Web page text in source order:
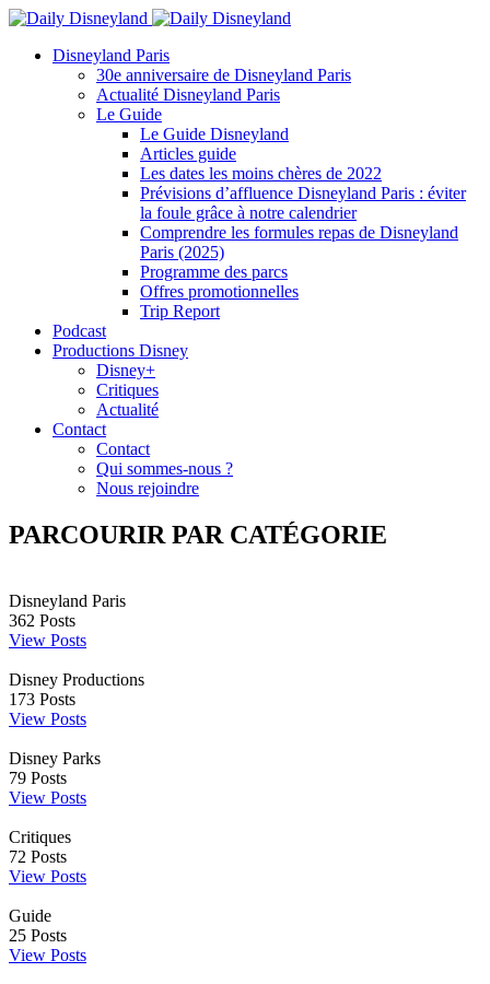
Disneyland Paris
30e anniversaire de Disneyland Paris
Actualité Disneyland Paris
Le Guide
Le Guide Disneyland
Articles guide
Les dates les moins chères de 2022
Prévisions d’affluence Disneyland Paris : éviter
la foule grâce à notre calendrier
Comprendre les formules repas de Disneyland
Paris (2025)
Programme des parcs
Offres promotionnelles
Trip Report
Podcast
Productions Disney
Disney+
Critiques
Actualité
Contact
Contact
Qui sommes-nous ?
Nous rejoindre
PARCOURIR PAR CATÉGORIE
Disneyland Paris
362 Posts
View Posts
Disney Productions
173 Posts
View Posts
Disney Parks
79 Posts
View Posts
Critiques
72 Posts
View Posts
Guide
25 Posts
View Posts